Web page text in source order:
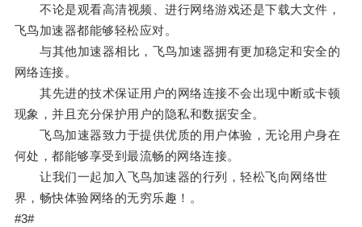
不论是观看高清视频、进行网络游戏还是下载大文件，
飞鸟加速器都能够轻松应对。
与其他加速器相比，飞鸟加速器拥有更加稳定和安全的
网络连接。
其先进的技术保证用户的网络连接不会出现中断或卡顿
现象，并且充分保护用户的隐私和数据安全。
飞鸟加速器致力于提供优质的用户体验，无论用户身在
何处，都能够享受到最流畅的网络连接。
让我们一起加入飞鸟加速器的行列，轻松飞向网络世
界，畅快体验网络的无穷乐趣！。
#3#